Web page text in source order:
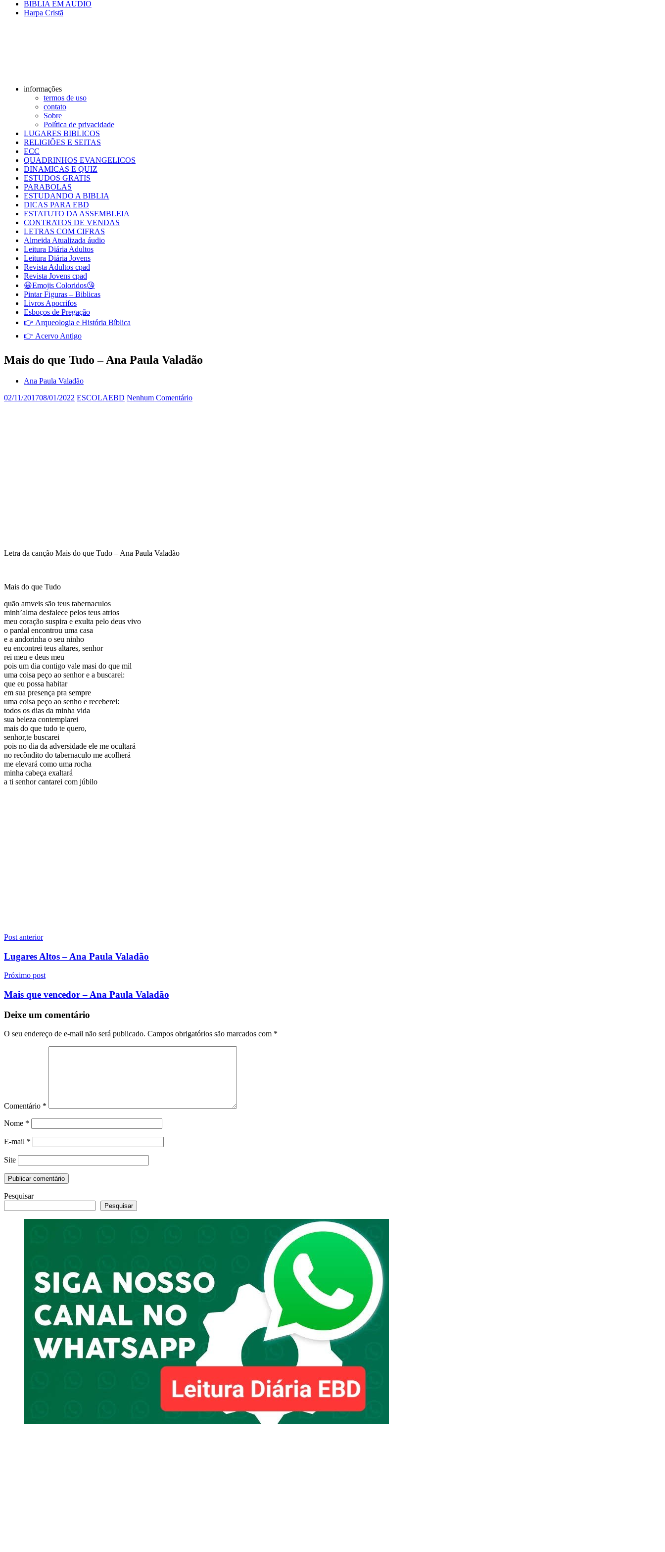
BIBLIA EM AUDIO
Harpa Cristã
informações
termos de uso
contato
Sobre
Política de privacidade
LUGARES BIBLICOS
RELIGIÕES E SEITAS
ECC
QUADRINHOS EVANGELICOS
DINAMICAS E QUIZ
ESTUDOS GRATIS
PARABOLAS
ESTUDANDO A BIBLIA
DICAS PARA EBD
ESTATUTO DA ASSEMBLEIA
CONTRATOS DE VENDAS
LETRAS COM CIFRAS
Almeida Atualizada áudio
Leitura Diária Adultos
Leitura Diária Jovens
Revista Adultos cpad
Revista Jovens cpad
😀Emojis Coloridos😘
Pintar Figuras – Biblicas
Livros Apocrifos
Esboços de Pregação
👉 Arqueologia e História Bíblica
👉 Acervo Antigo
Mais do que Tudo – Ana Paula Valadão
Ana Paula Valadão
02/11/201708/01/2022 ESCOLAEBD Nenhum Comentário
Letra da canção Mais do que Tudo – Ana Paula Valadão
Mais do que Tudo
quão amveis são teus tabernaculos
minh’alma desfalece pelos teus atrios
meu coração suspira e exulta pelo deus vivo
o pardal encontrou uma casa
e a andorinha o seu ninho
eu encontrei teus altares, senhor
rei meu e deus meu
pois um dia contigo vale masi do que mil
uma coisa peço ao senhor e a buscarei:
que eu possa habitar
em sua presença pra sempre
uma coisa peço ao senho e receberei:
todos os dias da minha vida
sua beleza contemplarei
mais do que tudo te quero,
senhor,te buscarei
pois no dia da adversidade ele me ocultará
no recôndito do tabernaculo me acolherá
me elevará como uma rocha
minha cabeça exaltará
a ti senhor cantarei com júbilo
Navegação
de
Post
Post anterior
Lugares Altos – Ana Paula Valadão
Próximo post
Mais que vencedor – Ana Paula Valadão
Deixe um comentário
O seu endereço de e-mail não será publicado. Campos obrigatórios são marcados com *
Comentário *
Nome *
E-mail *
Site
Pesquisar
Pesquisar